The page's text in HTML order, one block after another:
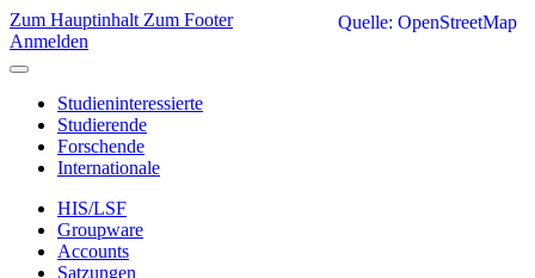
Zum Hauptinhalt Zum Footer
Anmelden
Studieninteressierte
Studierende
Forschende
Internationale
HIS/LSF
Groupware
Accounts
Satzungen
Quelle: OpenStreetMap